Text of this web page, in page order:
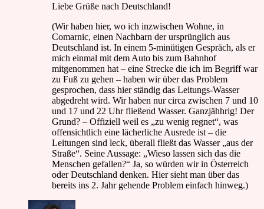
Liebe Grüße nach Deutschland!
(Wir haben hier, wo ich inzwischen Wohne, in
Comarnic, einen Nachbarn der ursprünglich aus
Deutschland ist. In einem 5-minütigen Gespräch, als er
mich einmal mit dem Auto bis zum Bahnhof
mitgenommen hat – eine Strecke die ich im Begriff war
zu Fuß zu gehen – haben wir über das Problem
gesprochen, dass hier ständig das Leitungs-Wasser
abgedreht wird. Wir haben nur circa zwischen 7 und 10
und 17 und 22 Uhr fließend Wasser. Ganzjähhrig! Der
Grund? – Offiziell weil es „zu wenig regnet“, was
offensichtlich eine lächerliche Ausrede ist – die
Leitungen sind leck, überall fließt das Wasser „aus der
Straße“. Seine Aussage: „Wieso lassen sich das die
Menschen gefallen?“ Ja, so würden wir in Österreich
oder Deutschland denken. Hier sieht man über das
bereits ins 2. Jahr gehende Problem einfach hinweg.)